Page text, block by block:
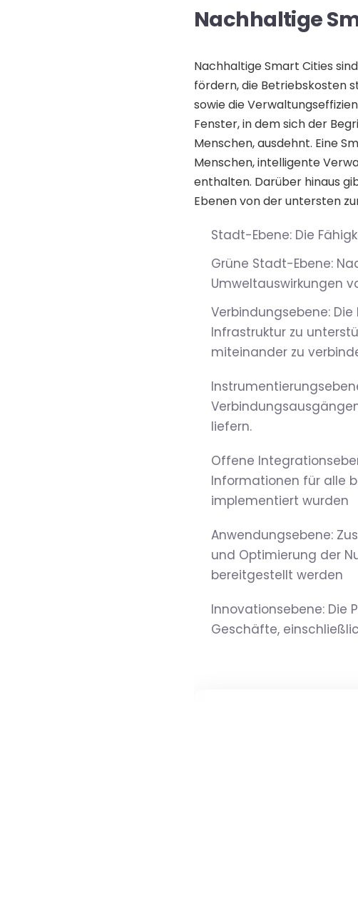
Nachhaltige
Nachhaltige Smart Cities
fördern, die Betriebskosten
sowie die
Fenster, in dem sich der
Menschen, ausdehnt. Eine
Menschen, intelligente
enthalten. Darüber hinaus
Ebenen von der untersten
Stadt-Ebene: Die
Grüne Stadt-Ebene:
Umweltauswirkungen
Verbindungsebene:
Infrastruktur zu
miteinander zu
liefern.
Offene
Informationen für alle
implementiert wurden
Anwendungsebene:
und Optimierung der
bereitgestellt werden
Innovationsebene: Die
Geschäfte,